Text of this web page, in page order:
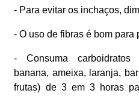
- Para evitar os inchaços,
- O uso de fibras é bom para
- Consuma carboidratos
banana, ameixa, laranja,
frutas) de 3 em 3 horas